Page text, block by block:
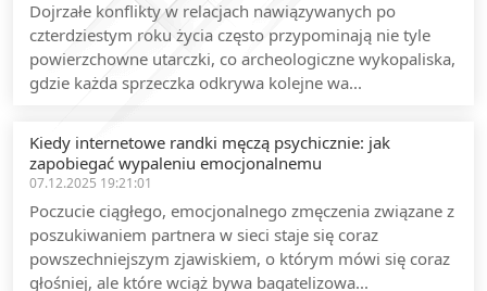
Dojrzałe konflikty w relacjach nawiązywanych po
czterdziestym roku życia często przypominają nie tyle
powierzchowne utarczki, co archeologiczne wykopaliska,
gdzie każda sprzeczka odkrywa kolejne wa...
Kiedy internetowe randki męczą psychicznie: jak
zapobiegać wypaleniu emocjonalnemu
07.12.2025 19:21:01
Poczucie ciągłego, emocjonalnego zmęczenia związane z
poszukiwaniem partnera w sieci staje się coraz
powszechniejszym zjawiskiem, o którym mówi się coraz
głośniej, ale które wciąż bywa bagatelizowa...